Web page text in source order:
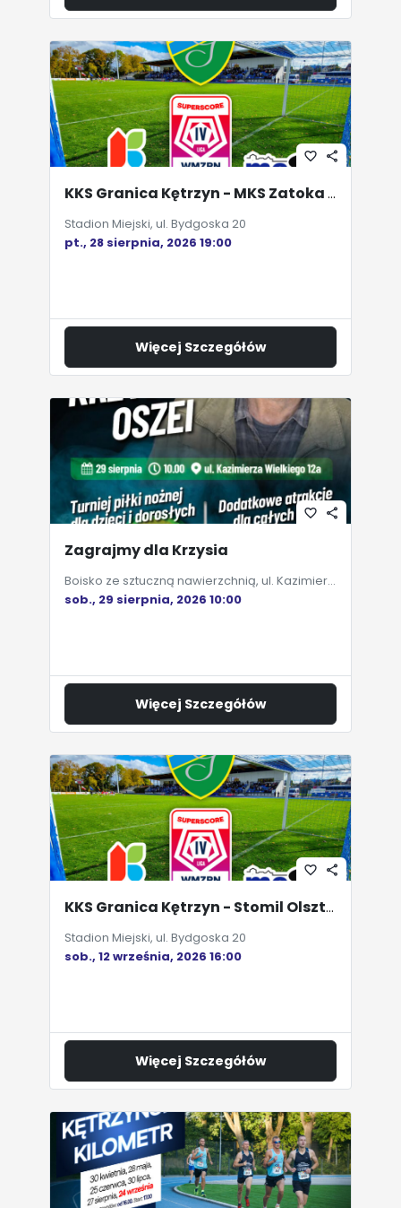
favorite_border share
KKS Granica Kętrzyn - MKS Zatoka Braniewo
Stadion Miejski, ul. Bydgoska 20
pt., 28 sierpnia, 2026 19:00
Więcej Szczegółów
favorite_border share
Zagrajmy dla Krzysia
Boisko ze sztuczną nawierzchnią, ul. Kazimierza Wielkiego 12A
sob., 29 sierpnia, 2026 10:00
Więcej Szczegółów
favorite_border share
KKS Granica Kętrzyn - Stomil Olsztyn SA
Stadion Miejski, ul. Bydgoska 20
sob., 12 września, 2026 16:00
Więcej Szczegółów